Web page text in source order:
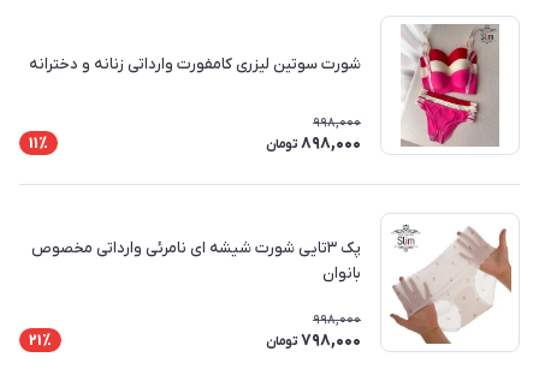
شورت سوتین لیزری کامفورت وارداتی زنانه و دخترانه
998,000
898,000 تومان 11٪
پک ۳تایی شورت شیشه ای نامرئی وارداتی مخصوص
بانوان
998,000
798,000 تومان 21٪